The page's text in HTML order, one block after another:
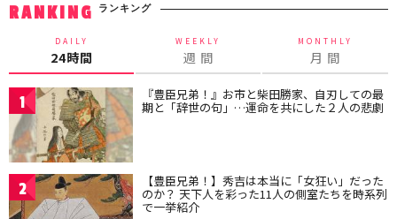
RANKING ランキング
DAILY
24時間
WEEKLY
週 間
MONTHLY
月 間
1 『豊臣兄弟！』お市と柴田勝家、自刃しての最
期と「辞世の句」…運命を共にした２人の悲劇
2 【豊臣兄弟！】秀吉は本当に「女狂い」だった
のか？ 天下人を彩った11人の側室たちを時系列
で一挙紹介